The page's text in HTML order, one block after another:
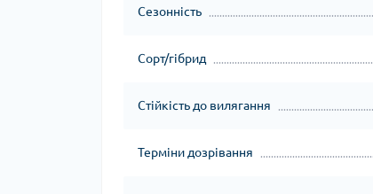
Сезонність
Сорт/гібрид
Стійкість до вилягання
Терміни дозрівання